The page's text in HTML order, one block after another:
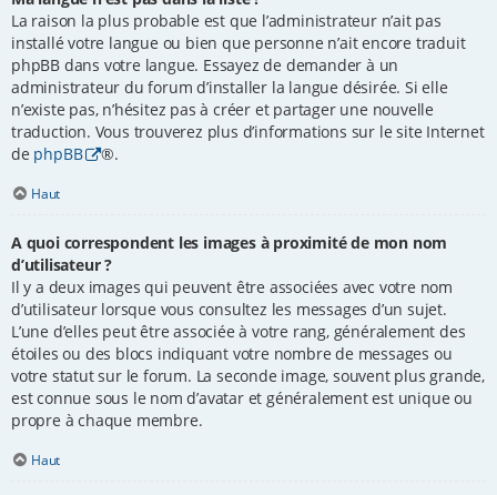
La raison la plus probable est que l’administrateur n’ait pas
installé votre langue ou bien que personne n’ait encore traduit
phpBB dans votre langue. Essayez de demander à un
administrateur du forum d’installer la langue désirée. Si elle
n’existe pas, n’hésitez pas à créer et partager une nouvelle
traduction. Vous trouverez plus d’informations sur le site Internet
de phpBB ®.
Haut
A quoi correspondent les images à proximité de mon nom
d’utilisateur ?
Il y a deux images qui peuvent être associées avec votre nom
d’utilisateur lorsque vous consultez les messages d’un sujet.
L’une d’elles peut être associée à votre rang, généralement des
étoiles ou des blocs indiquant votre nombre de messages ou
votre statut sur le forum. La seconde image, souvent plus grande,
est connue sous le nom d’avatar et généralement est unique ou
propre à chaque membre.
Haut